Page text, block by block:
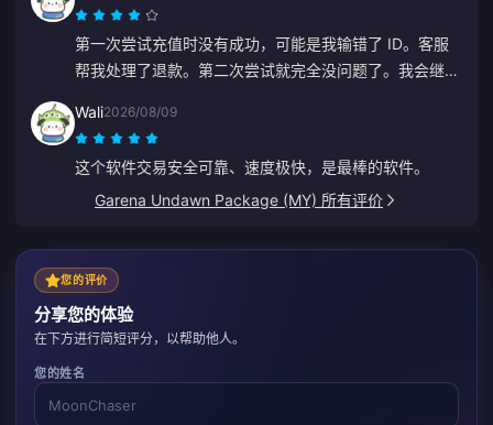
第一次尝试充值时没有成功，可能是我输错了 ID。客服
帮我处理了退款。第二次尝试就完全没问题了。我会继续
Wali2026/08/09
这个软件交易安全可靠、速度极快，是最棒的软件。
Garena Undawn Package (MY) 所有评价
您的评价
分享您的体验
在下方进行简短评分，以帮助他人。
您的姓名